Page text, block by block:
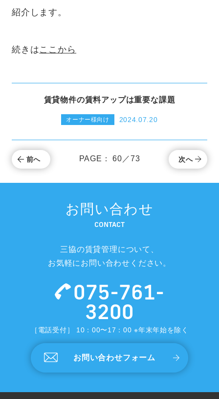
紹介します。
続きはここから
賃貸物件の賃料アップは重要な課題
オーナー様向け 2024.07.20
PAGE： 60／73
前へ 次へ
お問い合わせ
CONTACT
三協の賃貸管理について、
お気軽にお問い合わせください。
075-761-
3200
［電話受付］ 10：00〜17：00 ※年末年始を除く
お問い合わせフォーム